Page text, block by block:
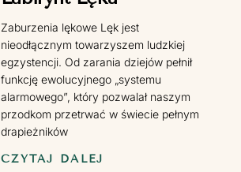
Zaburzenia lękowe Lęk jest
nieodłącznym towarzyszem ludzkiej
egzystencji. Od zarania dziejów pełnił
funkcję ewolucyjnego „systemu
alarmowego”, który pozwalał naszym
przodkom przetrwać w świecie pełnym
drapieżników
CZYTAJ DALEJ